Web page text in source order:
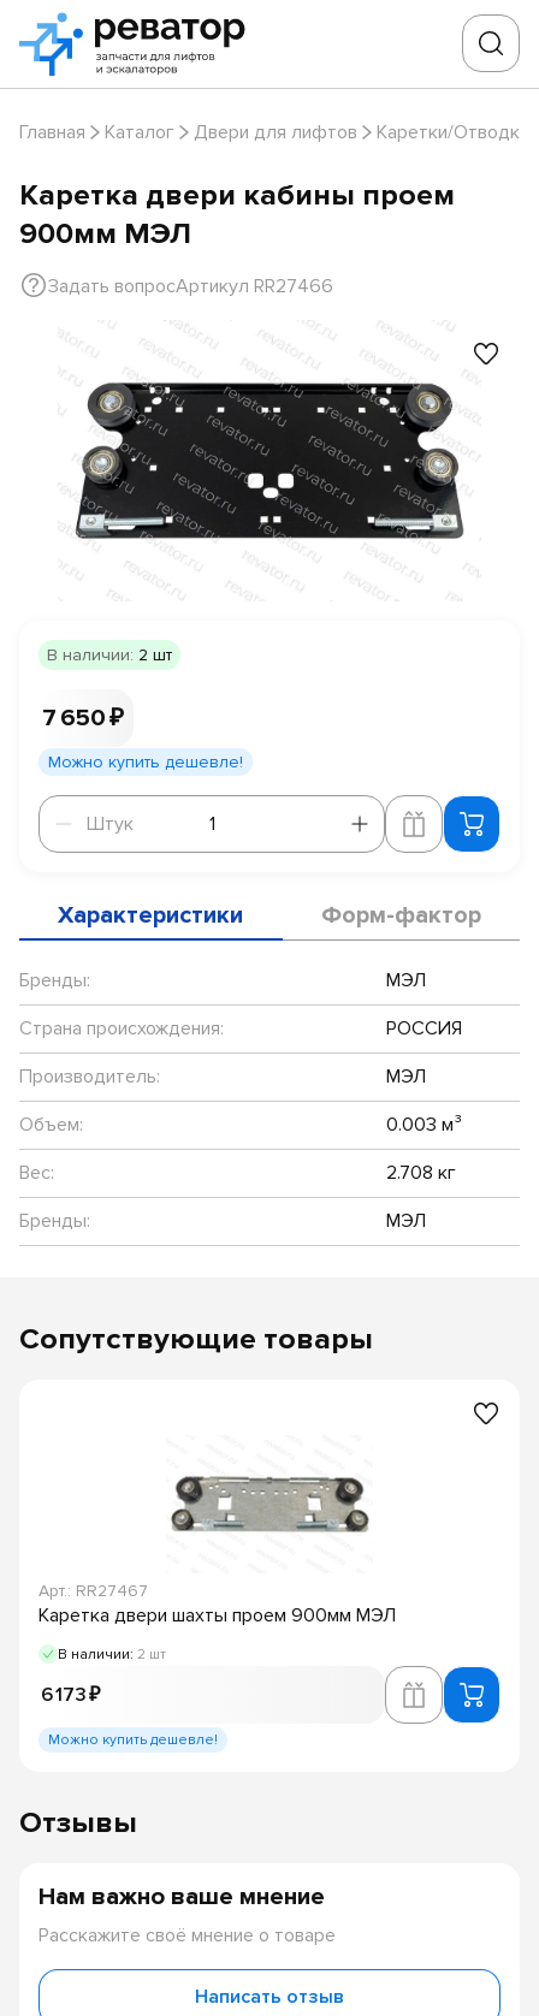
Главная Каталог Двери для лифтов Каретки/Отводки
Каретка двери кабины проем
900мм МЭЛ
Задать вопросАртикул RR27466
В наличии: 2 шт
7 650 ₽
Можно купить дешевле!
Штук
Штук
Характеристики Форм-фактор
Бренды:
МЭЛ
Страна происхождения:
РОССИЯ
Производитель:
МЭЛ
Объем:
0.003 м³
Вес:
2.708 кг
Бренды:
МЭЛ
Сопутствующие товары
Арт.: RR27467
Каретка двери шахты проем 900мм МЭЛ
В наличии: 2 шт
6 173 ₽
Можно купить дешевле!
Отзывы
Нам важно ваше мнение
Расскажите своё мнение о товаре
Написать отзыв